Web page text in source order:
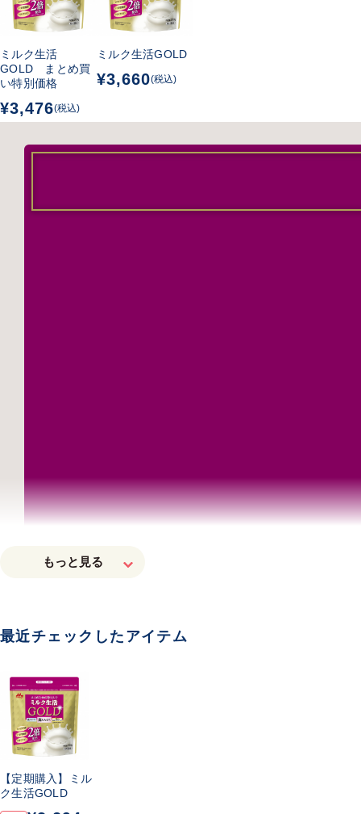
ミルク生活
GOLD まとめ買
い特別価格
¥3,476(税込)
ミルク生活GOLD
¥3,660(税込)
最近チェックしたアイテム
【定期購入】ミル
ク生活GOLD